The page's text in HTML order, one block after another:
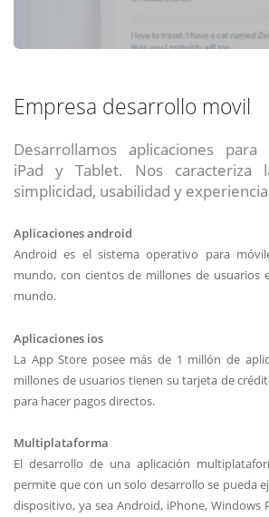
Empresa desarrollo movil
Desarrollamos aplicaciones para
iPad y Tablet. Nos caracteriza
simplicidad, usabilidad y
Aplicaciones android
Android es el sistema operativo para
mundo, con cientos de millones de usuarios
mundo.
Aplicaciones ios
La App Store posee más de 1 millón de
millones de usuarios tienen su tarjeta de
para hacer pagos directos.
Multiplataforma
El desarrollo de una aplicación
permite que con un solo desarrollo se pueda
dispositivo, ya sea Android, iPhone, Windows